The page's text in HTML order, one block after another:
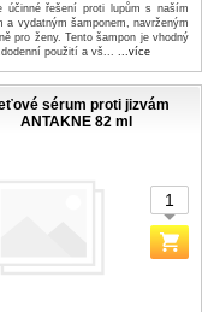
účinné řešení proti lupům s naším
a vydatným šamponem, navrženým
pro ženy. Tento šampon je vhodný
použití a vš...
...více
sérum proti jizvám
ANTAKNE 82 ml